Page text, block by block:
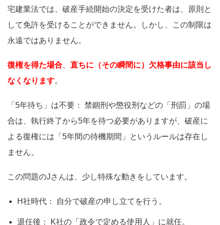
宅建業法では、破産手続開始の決定を受けた者は、原則と
して免許を受けることができません。しかし、この制限は
永遠ではありません。
復権を得た場合
直ちに（その瞬間に）欠格事由に該当し
なくなります。
「5年待ち」は不要： 禁錮刑や懲役刑などの「刑罰」の場
合は、執行終了から5年を待つ必要がありますが、破産に
よる復権には「5年間の待機期間」というルールは存在し
ません。
この問題のJさんは、少し特殊な動きをしています。
H社時代： 自分で破産の申し立てを行う。
退任後： K社の「政令で定める使用人」に就任。